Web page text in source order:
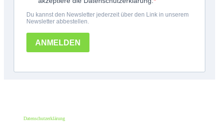
Datenschutzerklärung